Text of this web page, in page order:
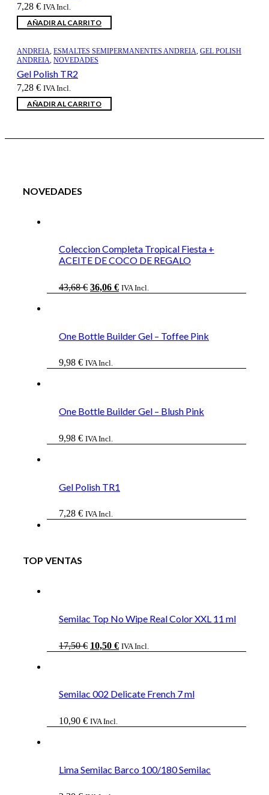
7,28 € IVA Incl.
AÑADIR AL CARRITO
ANDREIA, ESMALTES SEMIPERMANENTES ANDREIA, GEL POLISH
ANDREIA, NOVEDADES
Gel Polish TR2
7,28 € IVA Incl.
AÑADIR AL CARRITO
NOVEDADES
Coleccion Completa Tropical Fiesta +
ACEITE DE COCO DE REGALO
43,68€ El
36,06 €ElIVA Incl.
One Bottle Builder Gel – Toffee Pink
9,98 € IVA Incl.
One Bottle Builder Gel – Blush Pink
9,98 € IVA Incl.
Gel Polish TR1
7,28 € IVA Incl.
TOP VENTAS
Semilac Top No Wipe Real Color XXL 11 ml
17,50€ El
10,50 €ElIVA Incl.
Semilac 002 Delicate French 7 ml
10,90 € IVA Incl.
Lima Semilac Barco 100/180 Semilac